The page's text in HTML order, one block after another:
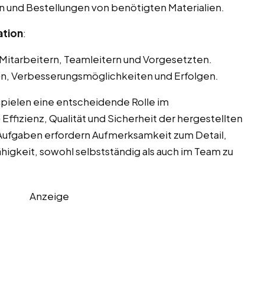
und Bestellungen von benötigten Materialien.
:
Teamleitern und Vorgesetzten.
Verbesserungsmöglichkeiten und Erfolgen.
eine entscheidende Rolle im
Qualität und Sicherheit der hergestellten
erfordern Aufmerksamkeit zum Detail,
sowohl selbstständig als auch im Team zu
Anzeige